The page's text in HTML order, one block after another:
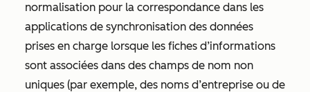
normalisation pour la correspondance dans les
applications de synchronisation des données
prises en charge lorsque les fiches d’informations
sont associées dans des champs de nom non
uniques (par exemple, des noms d’entreprise ou de